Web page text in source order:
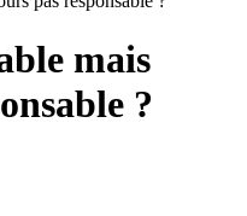
mais
?